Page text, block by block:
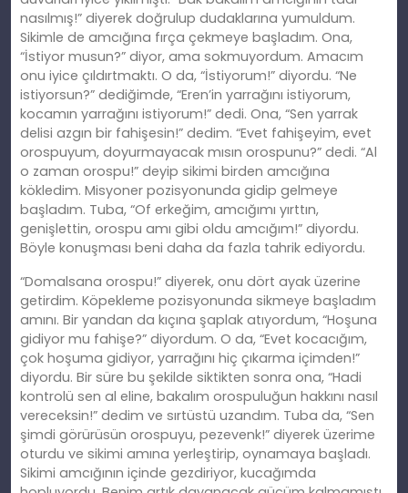
nasılmış!” diyerek doğrulup dudaklarına yumuldum.
Sikimle de amcığına fırça çekmeye başladım. Ona,
“İstiyor musun?” diyor, ama sokmuyordum. Amacım
onu iyice çıldırtmaktı. O da, “İstiyorum!” diyordu. “Ne
istiyorsun?” dediğimde, “Eren’in yarrağını istiyorum,
kocamın yarrağını istiyorum!” dedi. Ona, “Sen yarrak
delisi azgın bir fahişesin!” dedim. “Evet fahişeyim, evet
orospuyum, doyurmayacak mısın orospunu?” dedi. “Al
o zaman orospu!” deyip sikimi birden amcığına
kökledim. Misyoner pozisyonunda gidip gelmeye
başladım. Tuba, “Of erkeğim, amcığımı yırttın,
genişlettin, orospu amı gibi oldu amcığım!” diyordu.
Böyle konuşması beni daha da fazla tahrik ediyordu.
“Domalsana orospu!” diyerek, onu dört ayak üzerine
getirdim. Köpekleme pozisyonunda sikmeye başladım
amını. Bir yandan da kıçına şaplak atıyordum, “Hoşuna
gidiyor mu fahişe?” diyordum. O da, “Evet kocacığım,
çok hoşuma gidiyor, yarrağını hiç çıkarma içimden!”
diyordu. Bir süre bu şekilde siktikten sonra ona, “Hadi
kontrolü sen al eline, bakalım orospuluğun hakkını nasıl
vereceksin!” dedim ve sırtüstü uzandım. Tuba da, “Sen
şimdi görürüsün orospuyu, pezevenk!” diyerek üzerime
oturdu ve sikimi amına yerleştirip, oynamaya başladı.
Sikimi amcığının içinde gezdiriyor, kucağımda